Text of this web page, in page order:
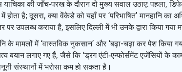
याचिका की जाँच‑परख के दौरान दो मुख्य सवाल उठाए: पहला,
है; दूसरा, क्या वेंकेडे को यहाँ पर ‘परिभाषित’ मानहानि का
कराया है, इसलिए दिल्ली में भी उनके द्वारा किया गया
के मामलों में ‘वास्तविक नुकसान’ और ‘बढ़ा-चढ़ा कर पेश किया
लगाए गए हैं, जैसे कि ‘ड्रग एंटी‑एन्फोर्समेंट एजेंसियों के
संस्थानों में भरोसा कम हो सकता है।